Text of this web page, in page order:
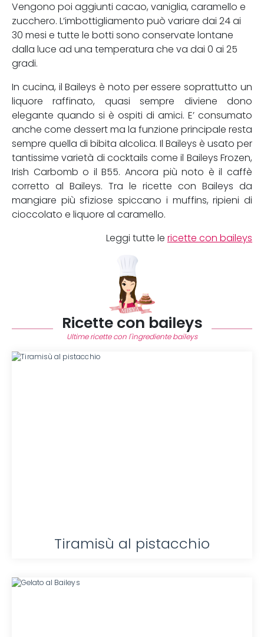
Vengono poi aggiunti cacao, vaniglia, caramello e
zucchero. L’imbottigliamento può variare dai 24 ai
30 mesi e tutte le botti sono conservate lontane
dalla luce ad una temperatura che va dai 0 ai 25
gradi.
In cucina, il Baileys è noto per essere soprattutto un
liquore raffinato, quasi sempre diviene dono
elegante quando si è ospiti di amici. E’ consumato
anche come dessert ma la funzione principale resta
sempre quella di bibita alcolica. Il Baileys è usato per
tantissime varietà di cocktails come il Baileys Frozen,
Irish Carbomb o il B55. Ancora più noto è il caffè
corretto al Baileys. Tra le ricette con Baileys da
mangiare più sfiziose spiccano i muffins, ripieni di
cioccolato e liquore al caramello.
Leggi tutte le ricette con baileys
Ricette con baileys
Ultime ricette con l'ingrediente baileys
Tiramisù al pistacchio